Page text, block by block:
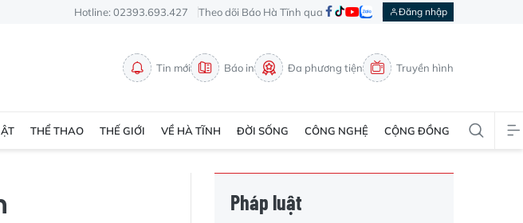
Hotline: 02393.693.427 Theo dõi Báo Hà Tĩnh qua Đăng nhập
Tin mới Báo in Đa phương tiện Truyền hình
THỂ THAO THẾ GIỚI VỀ HÀ TĨNH ĐỜI SỐNG CÔNG NGHỆ CỘNG ĐỒNG
Pháp luật